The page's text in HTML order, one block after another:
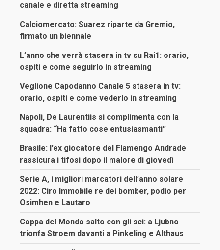
canale e diretta streaming
Calciomercato: Suarez riparte da Gremio,
firmato un biennale
L’anno che verrà stasera in tv su Rai1: orario,
ospiti e come seguirlo in streaming
Veglione Capodanno Canale 5 stasera in tv:
orario, ospiti e come vederlo in streaming
Napoli, De Laurentiis si complimenta con la
squadra: “Ha fatto cose entusiasmanti”
Brasile: l’ex giocatore del Flamengo Andrade
rassicura i tifosi dopo il malore di giovedì
Serie A, i migliori marcatori dell’anno solare
2022: Ciro Immobile re dei bomber, podio per
Osimhen e Lautaro
Coppa del Mondo salto con gli sci: a Ljubno
trionfa Stroem davanti a Pinkeling e Althaus